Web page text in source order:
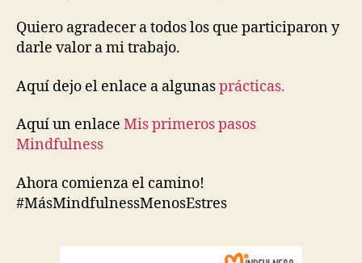
Quiero agradecer a todos los que participaron y
darle valor a mi trabajo.
Aquí dejo el enlace a algunasprácticas.
Aquí un enlace Mis primeros pasos
Mindfulness
Ahora comienza el camino!
#MásMindfulnessMenosEstres